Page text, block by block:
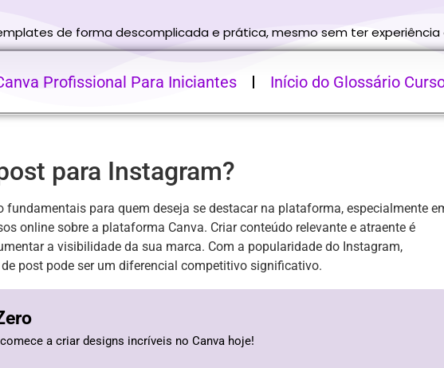
de forma descomplicada e prática, mesmo sem ter experiência
Profissional Para Iniciantes Início do Glossário
para Instagram?
fundamentais para quem deseja se destacar na plataforma, especialmente
online sobre a plataforma Canva. Criar conteúdo relevante e atraente é
a visibilidade da sua marca. Com a popularidade do Instagram,
post pode ser um diferencial competitivo significativo.
a criar designs incríveis no Canva hoje!